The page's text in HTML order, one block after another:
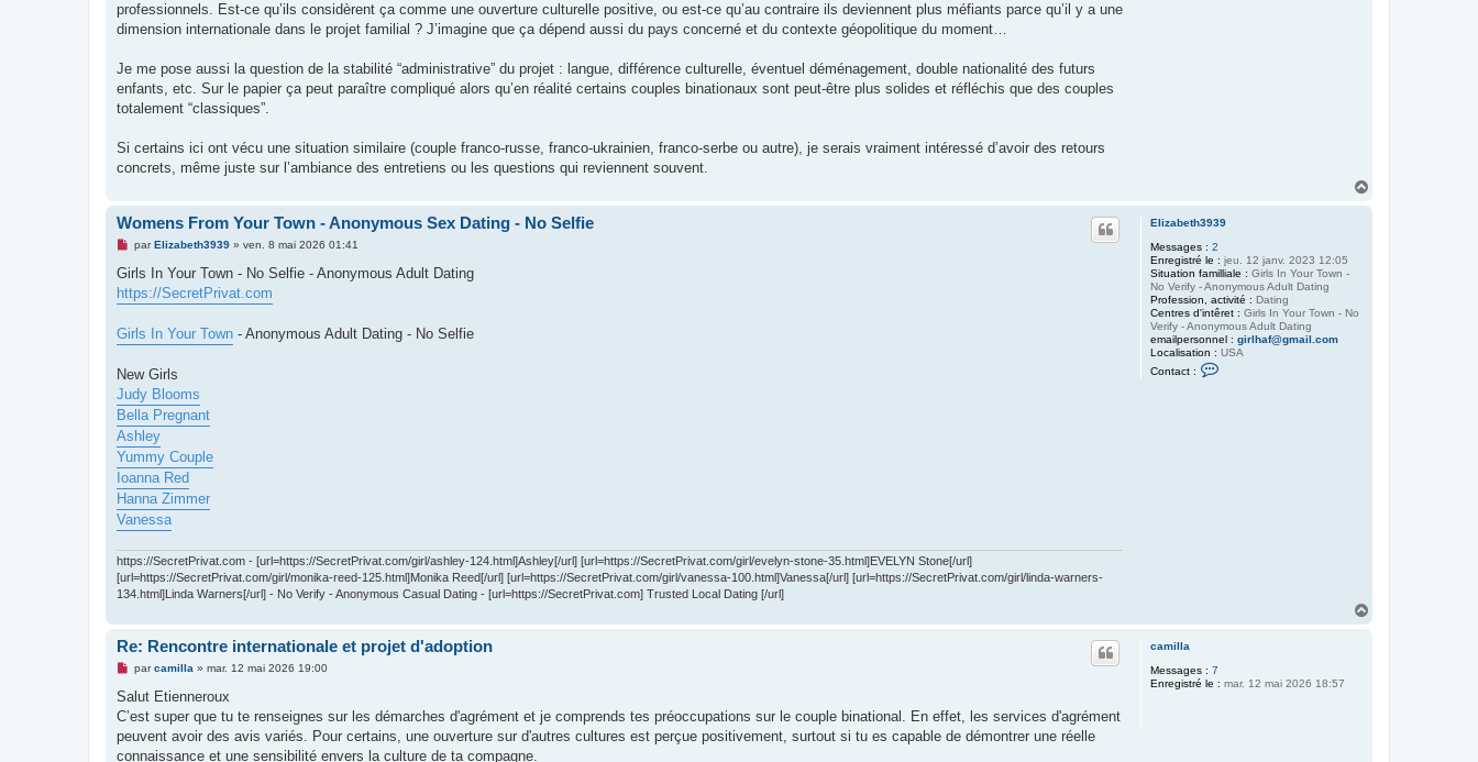
professionnels. Est-ce qu’ils considèrent ça comme une ouverture culturelle positive, ou est-ce qu’au contraire ils deviennent plus méfiants parce qu’il y a une
dimension internationale dans le projet familial ? J’imagine que ça dépend aussi du pays concerné et du contexte géopolitique du moment…
Je me pose aussi la question de la stabilité “administrative” du projet : langue, différence culturelle, éventuel déménagement, double nationalité des futurs
enfants, etc. Sur le papier ça peut paraître compliqué alors qu’en réalité certains couples binationaux sont peut-être plus solides et réfléchis que des couples
totalement “classiques”.
Si certains ici ont vécu une situation similaire (couple franco-russe, franco-ukrainien, franco-serbe ou autre), je serais vraiment intéressé d’avoir des retours
concrets, même juste sur l’ambiance des entretiens ou les questions qui reviennent souvent.
Elizabeth3939
Messages : 2
Enregistré le : jeu. 12 janv. 2023 12:05
Situation familliale : Girls In Your Town -
No Verify - Anonymous Adult Dating
Profession, activité : Dating
Centres d'intêret : Girls In Your Town - No
Verify - Anonymous Adult Dating
emailpersonnel : girlhaf@gmail.com
Localisation : USA
Contact :
3
Womens From Your Town - Anonymous Sex Dating - No Selfie
M
s
a
n
o
l
parElizabeth3939» ven. 8 mai 2026 01:41
Girls In Your Town - No Selfie - Anonymous Adult Dating
https://SecretPrivat.com
Girls In Your Town - Anonymous Adult Dating - No Selfie
New Girls
Judy Blooms
Bella Pregnant
Ashley
Yummy Couple
Ioanna Red
Hanna Zimmer
Vanessa
https://SecretPrivat.com - [url=https://SecretPrivat.com/girl/ashley-124.html]Ashley[/url] [url=https://SecretPrivat.com/girl/evelyn-stone-35.html]EVELYN Stone[/url]
[url=https://SecretPrivat.com/girl/monika-reed-125.html]Monika Reed[/url] [url=https://SecretPrivat.com/girl/vanessa-100.html]Vanessa[/url] [url=https://SecretPrivat.com/girl/linda-warners-
134.html]Linda Warners[/url] - No Verify - Anonymous Casual Dating - [url=https://SecretPrivat.com] Trusted Local Dating [/url]
camilla
Messages : 7
Enregistré le : mar. 12 mai 2026 18:57
Re: Rencontre internationale et projet d'adoption
M
s
a
g
n
parcamilla » mar. 12 mai 2026 19:00
Salut Etienneroux
C’est super que tu te renseignes sur les démarches d'agrément et je comprends tes préoccupations sur le couple binational. En effet, les services d'agrément
peuvent avoir des avis variés. Pour certains, une ouverture sur d'autres cultures est perçue positivement, surtout si tu es capable de démontrer une réelle
connaissance et une sensibilité envers la culture de ta compagne.